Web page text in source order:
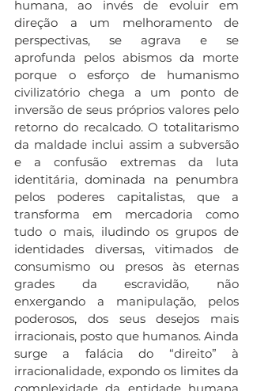
humana, ao invés de evoluir em
direção a um melhoramento de
perspectivas, se agrava e se
aprofunda pelos abismos da morte
porque o esforço de humanismo
civilizatório chega a um ponto de
inversão de seus próprios valores pelo
retorno do recalcado. O totalitarismo
da maldade inclui assim a subversão
e a confusão extremas da luta
identitária, dominada na penumbra
pelos poderes capitalistas, que a
transforma em mercadoria como
tudo o mais, iludindo os grupos de
identidades diversas, vitimados de
consumismo ou presos às eternas
grades da escravidão, não
enxergando a manipulação, pelos
poderosos, dos seus desejos mais
irracionais, posto que humanos. Ainda
surge a falácia do “direito” à
irracionalidade, expondo os limites da